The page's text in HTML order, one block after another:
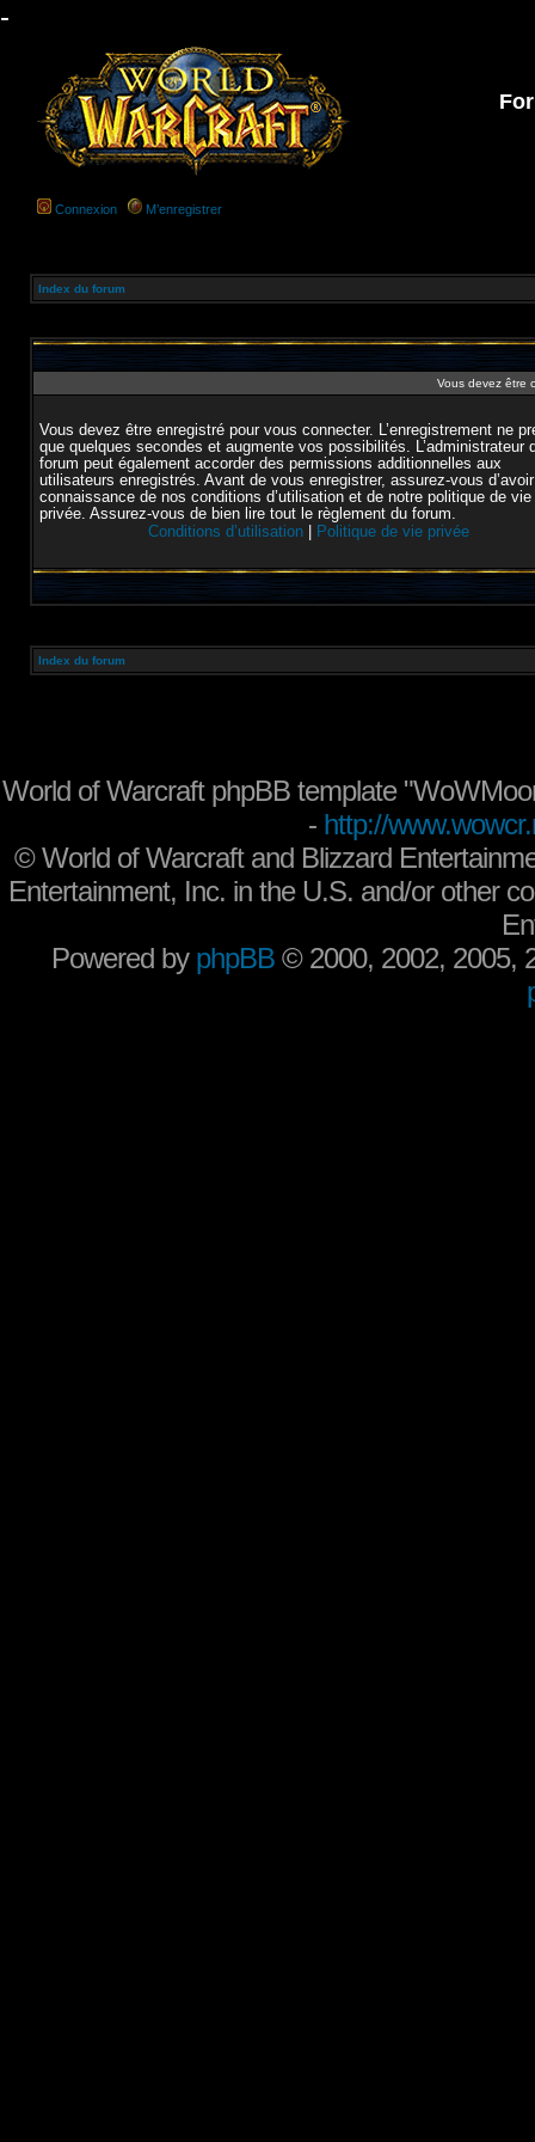
-
Connexion M’enregistrer
Index du forum
Vous devez être
Vous devez être enregistré pour vous connecter. L’enregistrement ne
que quelques secondes et augmente vos possibilités. L’administrateur
forum peut également accorder des permissions additionnelles aux
utilisateurs enregistrés. Avant de vous enregistrer, assurez-vous
connaissance de nos conditions d’utilisation et de notre politique de vie
privée. Assurez-vous de bien lire tout le règlement du forum.
Conditions d’utilisation
Politique de vie privée
Index du forum
World of Warcraft phpBB template
- http://
©World of Warcraft and Blizzard
Entertainment, Inc. in the U.S. and/or other
Powered by phpBB © 2000, 2002, 2005,